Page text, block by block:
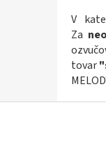
V
Za
tovar